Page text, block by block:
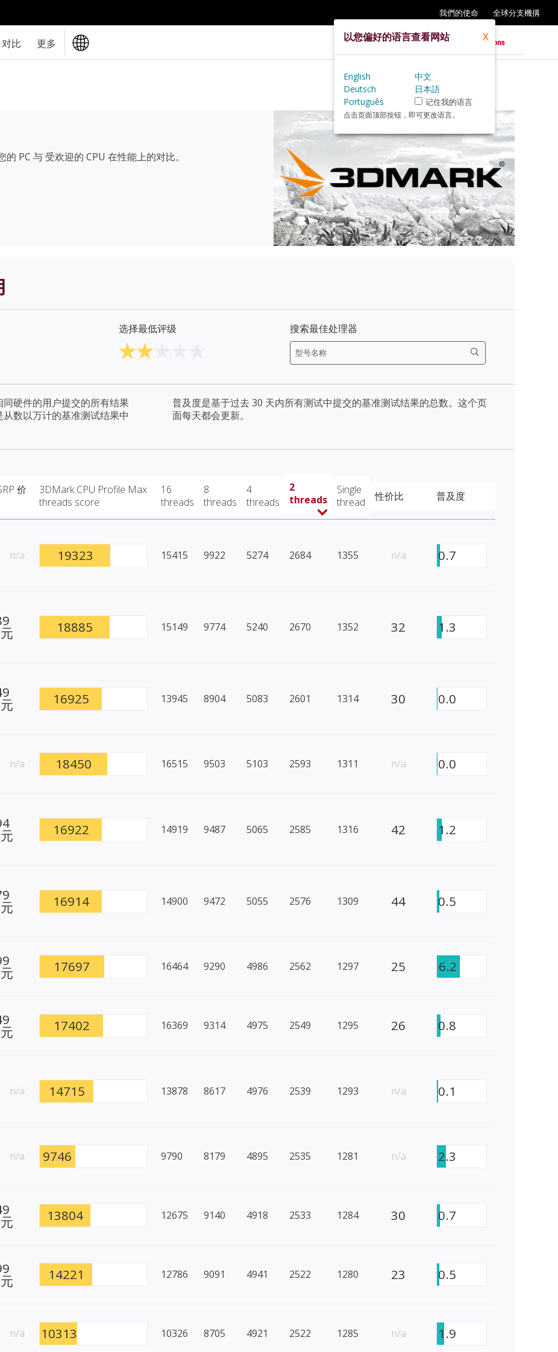
我們的使命 全球分支機搆
对比 更多
PC 与 受欢迎的 CPU 在性能上的对比。
选择最低评级 搜索最佳处理器
硬件的用户提交的所有结果
数以万计的基准测试结果中
普及度是基于过去 30 天内所有测试中提交的基准测试结果的总数。这个页
面每天都会更新。
价
3DMark CPU Profile Max
threads score
16
threads
8
threads
4
threads
2
threads
Single
thread
性价比 普及度
n/a 19323 15415 9922 5274 2684 1355 n/a 0.7
18885 15149 9774 5240 2670 1352 32 1.3
16925 13945 8904 5083 2601 1314 30 0.0
n/a 18450 16515 9503 5103 2593 1311 n/a 0.0
16922 14919 9487 5065 2585 1316 42 1.2
16914 14900 9472 5055 2576 1309 44 0.5
17697 16464 9290 4986 2562 1297 25 6.2
17402 16369 9314 4975 2549 1295 26 0.8
n/a 14715 13878 8617 4976 2539 1293 n/a 0.1
n/a 9746 9790 8179 4895 2535 1281 n/a 2.3
13804 12675 9140 4918 2533 1284 30 0.7
14221 12786 9091 4941 2522 1280 23 0.5
n/a 10313 10326 8705 4921 2522 1285 n/a 1.9
以您偏好的语言查看网站 X
English
中文
Deutsch
日本語
Português
记住我的语言
点击页面顶部按钮，即可更改语言。